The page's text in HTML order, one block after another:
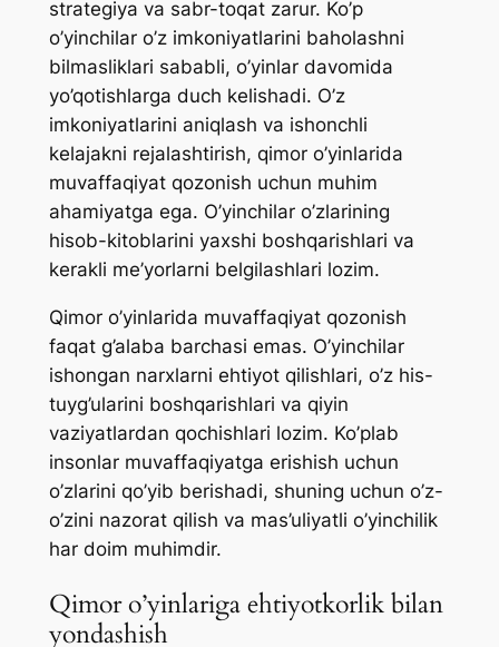
strategiya va sabr-toqat zarur. Ko’p
o’yinchilar o’z imkoniyatlarini baholashni
bilmasliklari sababli, o’yinlar davomida
yo’qotishlarga duch kelishadi. O’z
imkoniyatlarini aniqlash va ishonchli
kelajakni rejalashtirish, qimor o’yinlarida
muvaffaqiyat qozonish uchun muhim
ahamiyatga ega. O’yinchilar o’zlarining
hisob-kitoblarini yaxshi boshqarishlari va
kerakli me’yorlarni belgilashlari lozim.
Qimor o’yinlarida muvaffaqiyat qozonish
faqat g’alaba barchasi emas. O’yinchilar
ishongan narxlarni ehtiyot qilishlari, o’z his-
tuyg’ularini boshqarishlari va qiyin
vaziyatlardan qochishlari lozim. Ko’plab
insonlar muvaffaqiyatga erishish uchun
o’zlarini qo’yib berishadi, shuning uchun o’z-
o’zini nazorat qilish va mas’uliyatli o’yinchilik
har doim muhimdir.
Qimor o’yinlariga ehtiyotkorlik bilan
yondashish